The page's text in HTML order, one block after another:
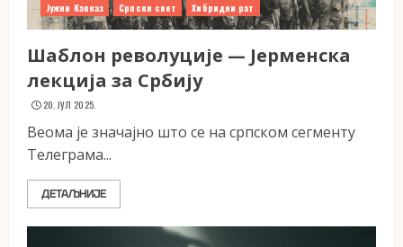
Јужни Кавказ Српски свет Хибридни рат
Шаблон револуције — Јерменска
лекција за Србију
20. ЈУЛ 2025.
Веома је значајно што се на српском сегменту
Телеграма...
ДЕТАЉНИЈЕ